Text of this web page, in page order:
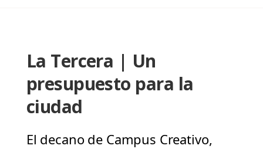
La Tercera | Un
presupuesto para la
ciudad
El decano de Campus Creativo,